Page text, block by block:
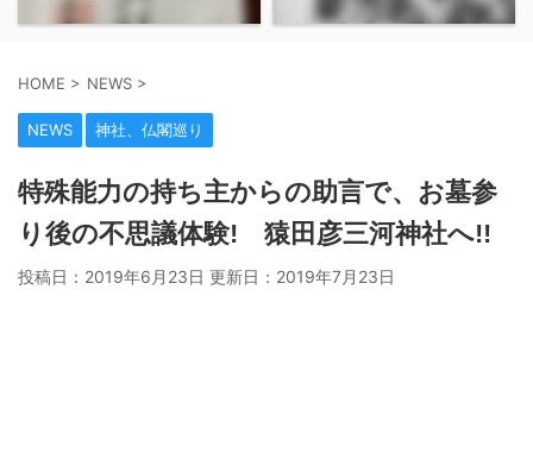
HOME > NEWS >
NEWS 神社、仏閣巡り
特殊能力の持ち主からの助言で、お墓参
り後の不思議体験! 猿田彦三河神社へ!!
投稿日：2019年6月23日 更新日： 2019年7月23日